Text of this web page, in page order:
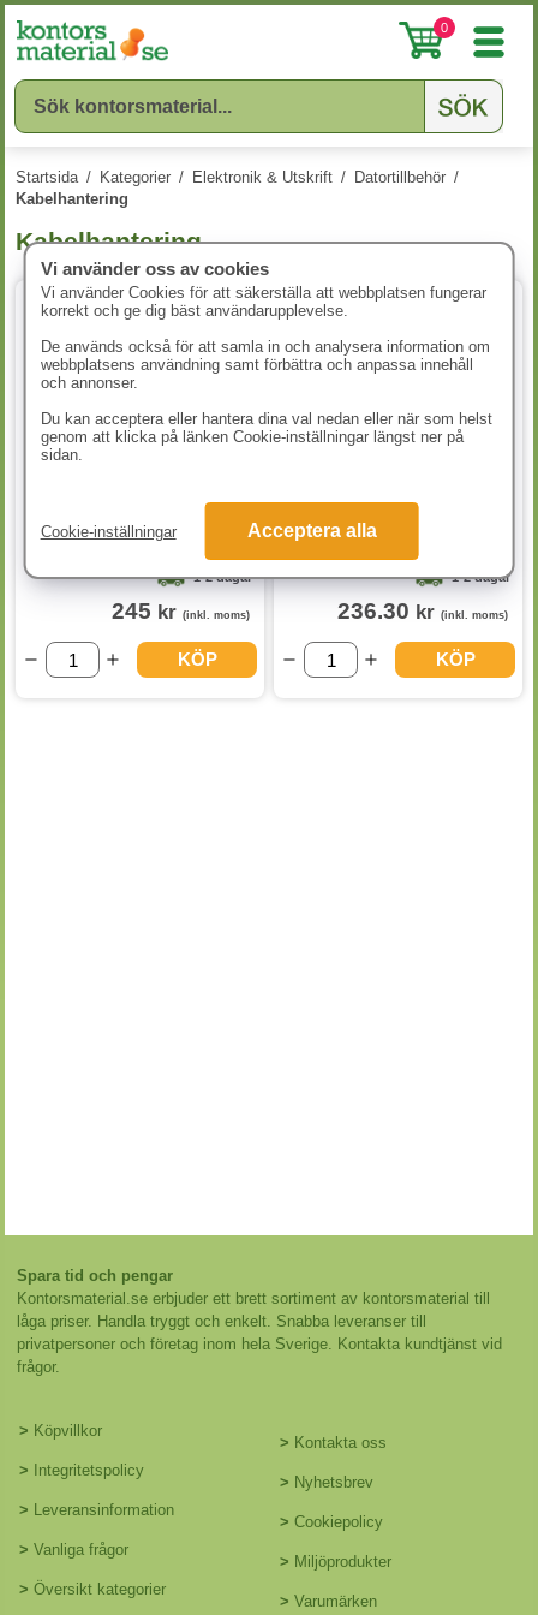
0
Startsida / Kategorier / Elektronik & Utskrift / Datortillbehör /
Kabelhantering
Kabelhantering
1-2 dagar
245 kr (inkl. moms)
KÖP
1-2 dagar
236.30 kr (inkl. moms)
KÖP
Spara tid och pengar
Kontorsmaterial.se erbjuder ett brett sortiment av kontorsmaterial till
låga priser. Handla tryggt och enkelt. Snabba leveranser till
privatpersoner och företag inom hela Sverige. Kontakta kundtjänst vid
frågor.
> Köpvillkor
> Integritetspolicy
> Leveransinformation
> Vanliga frågor
> Översikt kategorier
> Kontakta oss
> Nyhetsbrev
> Cookiepolicy
> Miljöprodukter
> Varumärken
Vi använder oss av cookies
Vi använder Cookies för att säkerställa att webbplatsen fungerar
korrekt och ge dig bäst användarupplevelse.
De används också för att samla in och analysera information om
webbplatsens användning samt förbättra och anpassa innehåll
och annonser.
Du kan acceptera eller hantera dina val nedan eller när som helst
genom att klicka på länken Cookie-inställningar längst ner på
sidan.
Cookie-inställningar Acceptera alla